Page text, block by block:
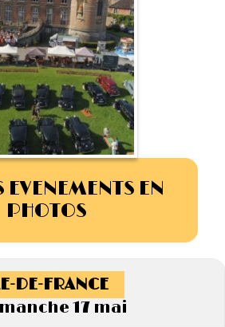
15/6 D –
1955
15/6 H –
1956
EVENEMENTS EN
PHOTOS
DE-FRANCE
17 mai